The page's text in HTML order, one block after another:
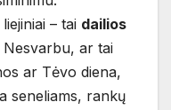
– tai dailios
Nesvarbu, ar tai
ar Tėvo diena,
seneliams, rankų